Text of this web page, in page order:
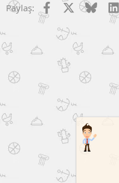
Paylaş: FacebookX (Twitter)